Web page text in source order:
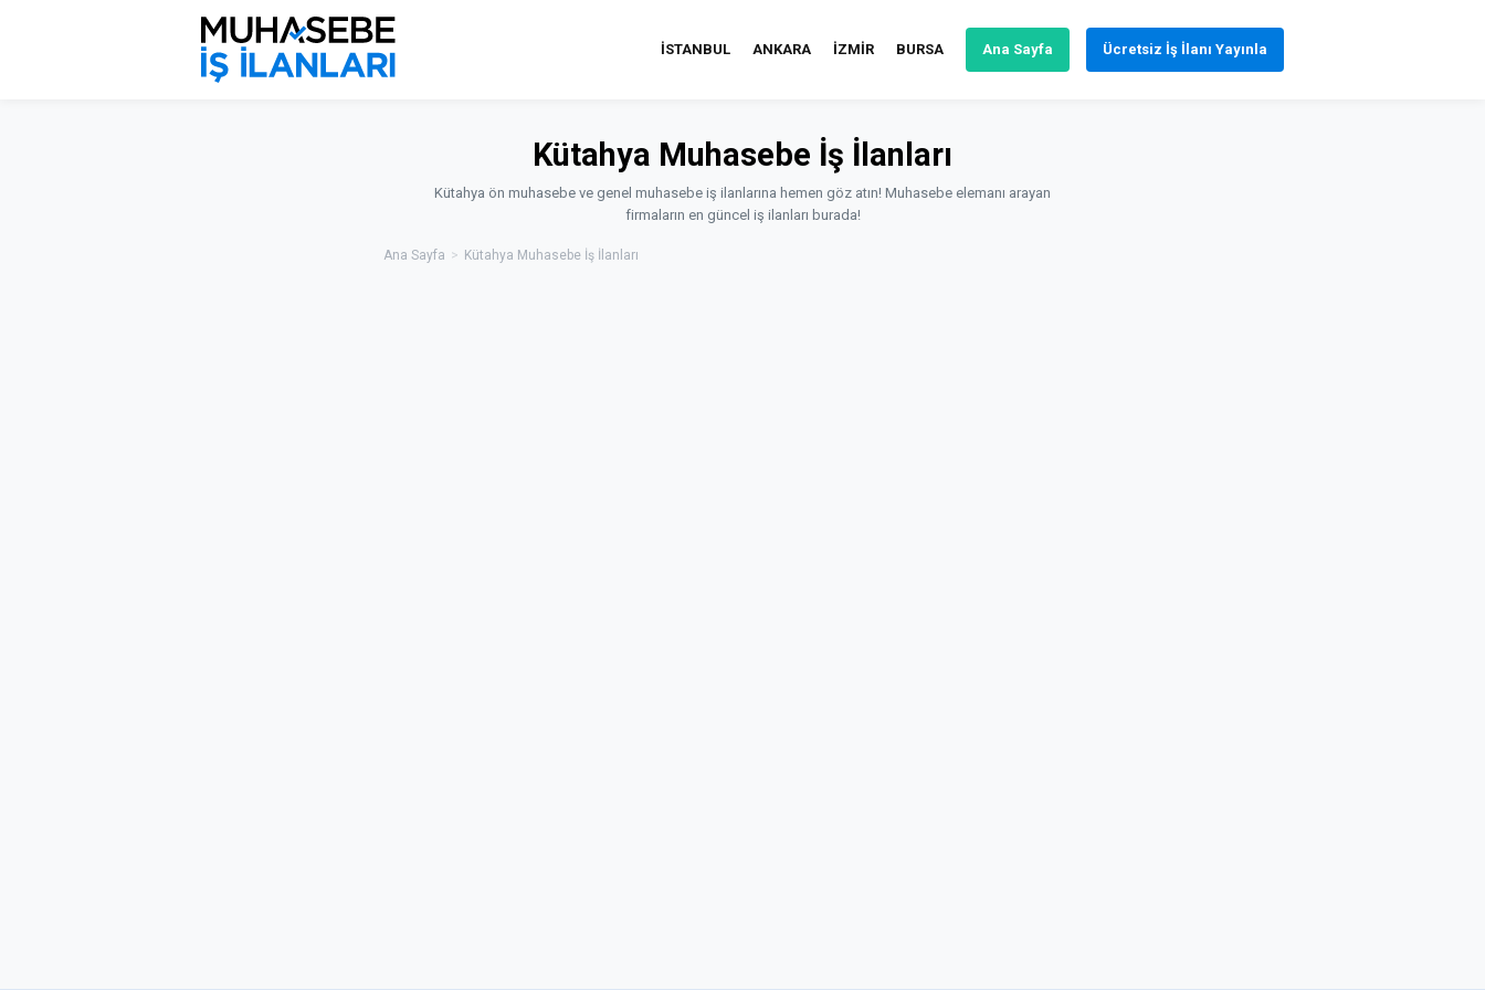
İSTANBUL ANKARA İZMİR BURSA Ana Sayfa Ücretsiz İş İlanı Yayınla
Kütahya Muhasebe İş İlanları
Kütahya ön muhasebe ve genel muhasebe iş ilanlarına hemen göz atın! Muhasebe elemanı arayan
firmaların en güncel iş ilanları burada!
Ana Sayfa > Kütahya Muhasebe İş İlanları